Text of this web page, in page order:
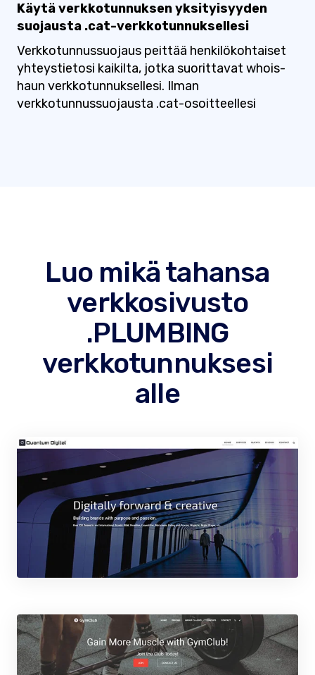
Käytä verkkotunnuksen yksityisyyden
suojausta .cat-verkkotunnuksellesi
Verkkotunnussuojaus peittää henkilökohtaiset
yhteystietosi kaikilta, jotka suorittavat whois-
haun verkkotunnuksellesi. Ilman
verkkotunnussuojausta .cat-osoitteellesi
Luo mikä tahansa
verkkosivusto
.PLUMBING
verkkotunnuksesi
alle